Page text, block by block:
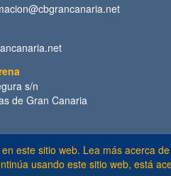
este sitio web. Lea más acerca
usando este sitio web, está
s/n
de Gran Canaria